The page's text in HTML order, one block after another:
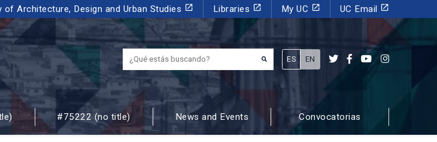
of Architecture, Design and Urban Studies launch Libraries launch My UC launch UC Email launch
¿Qué estás buscando?
ES EN
#75222 (no title) News and Events Convocatorias